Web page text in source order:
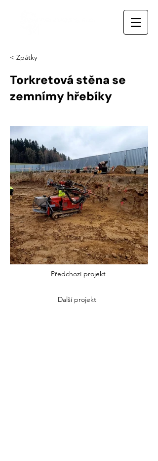
< Zpátky
Torkretová stěna se
zemnímy hřebíky
Předchozí projekt
Další projekt